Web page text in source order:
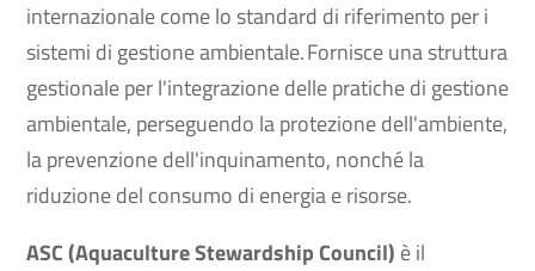
internazionale come lo standard di riferimento per i
sistemi di gestione ambientale. Fornisce una struttura
gestionale per l'integrazione delle pratiche di gestione
ambientale, perseguendo la protezione dell'ambiente,
la prevenzione dell'inquinamento, nonché la
riduzione del consumo di energia e risorse.
ASC (Aquaculture Stewardship Council) è il